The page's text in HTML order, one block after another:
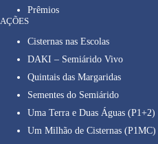
Prêmios
AÇÕES
Cisternas nas Escolas
DAKI – Semiárido Vivo
Quintais das Margaridas
Sementes do Semiárido
Uma Terra e Duas Águas (P1+2)
Um Milhão de Cisternas (P1MC)